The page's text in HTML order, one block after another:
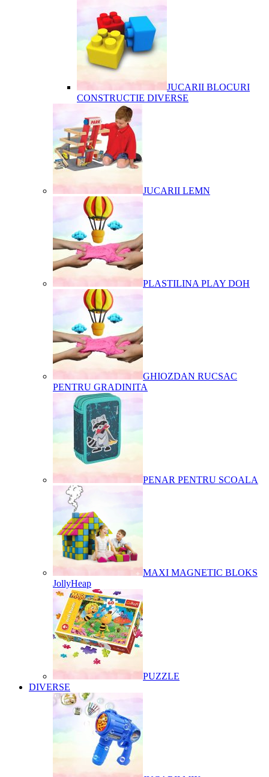
JUCARII BLOCURI
CONSTRUCTIE DIVERSE
JUCARII LEMN
PLASTILINA PLAY DOH
GHIOZDAN RUCSAC
PENTRU GRADINITA
PENAR PENTRU SCOALA
MAXI MAGNETIC BLOKS
JollyHeap
PUZZLE
DIVERSE